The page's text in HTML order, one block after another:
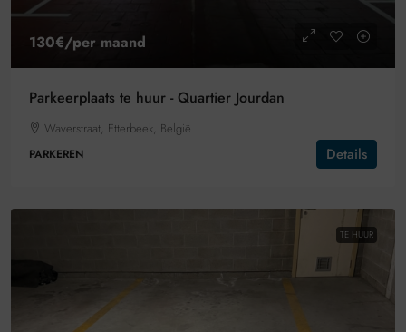
130€/per maand
Parkeerplaats te huur - Quartier Jourdan
Waverstraat, Etterbeek, België
PARKEREN Details
TE HUUR